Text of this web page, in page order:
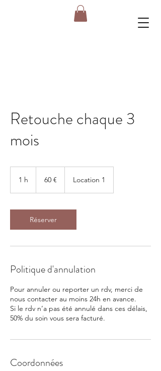
Retouche chaque 3
mois
1 h 60 € Location 1
Réserver
Politique d'annulation
Pour annuler ou reporter un rdv, merci de
nous contacter au moins 24h en avance.
Si le rdv n’a pas été annulé dans ces délais,
50% du soin vous sera facturé.
Coordonnées